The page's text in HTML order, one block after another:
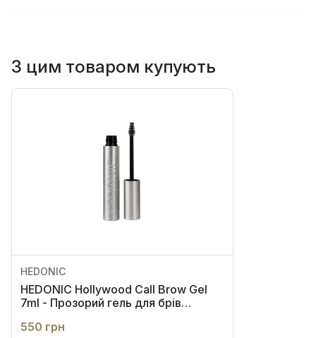
З цим товаром купують
HEDONIC
HEDONIC Hollywood Call Brow Gel
7ml - Прозорий гель для брів
550 грн